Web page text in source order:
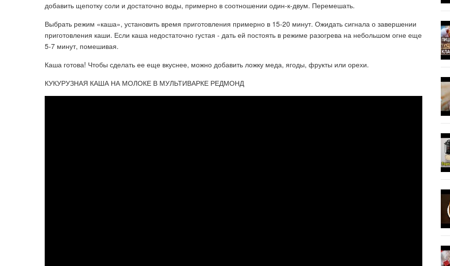
добавить щепотку соли и достаточно воды, примерно в соотношении один-к-двум. Перемешать.
Выбрать режим «каша», установить время приготовления примерно в 15-20 минут. Ожидать сигнала о завершении
приготовления каши. Если каша недостаточно густая - дать ей постоять в режиме разогрева на небольшом огне еще
5-7 минут, помешивая.
Каша готова! Чтобы сделать ее еще вкуснее, можно добавить ложку меда, ягоды, фрукты или орехи.
КУКУРУЗНАЯ КАША НА МОЛОКЕ В МУЛЬТИВАРКЕ РЕДМОНД